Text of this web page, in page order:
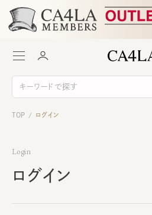
TOP / ログイン
Login
ログイン